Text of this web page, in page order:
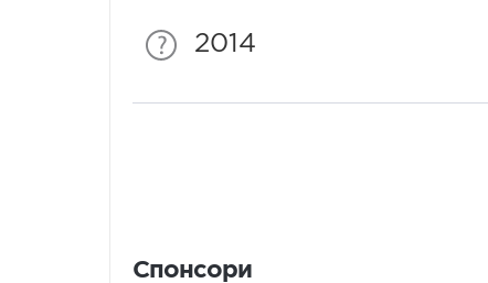
2014
Спонсори